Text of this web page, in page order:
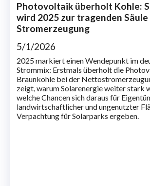
Photovoltaik überholt Kohle:
wird 2025 zur tragenden
Stromerzeugung
5/1/2026
2025 markiert einen Wendepunkt im
Strommix: Erstmals überholt die
Braunkohle bei der
zeigt, warum Solarenergie weiter stark
welche Chancen sich daraus für
landwirtschaftlicher und ungenutzter
Verpachtung für Solarparks ergeben.